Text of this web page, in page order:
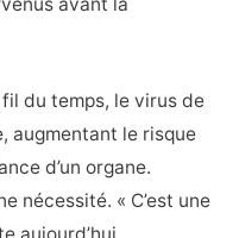
fil du temps, le virus de
augmentant le risque
d’un organe.
nécessité. « C’est une
aujourd’hui